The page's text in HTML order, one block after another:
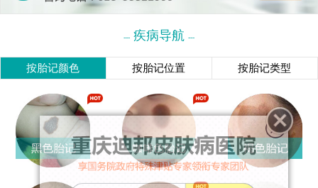
--- 疾病导航 ---
按胎记颜色 按胎记位置 按胎记类型